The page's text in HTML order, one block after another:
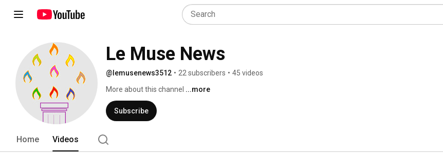
Le Muse News
@lemusenews3512 • 22 subscribers • 45 videos
More about this channel ...more
Subscribe
Home Videos